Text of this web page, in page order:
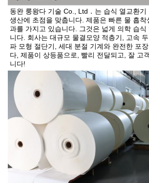
동완 룽왕다 기술 Co., Ltd．는 습식 열교환
생산에 초점을 맞춥니다. 제품은 빠른 물 흡착
과를 가지고 있습니다. 그것은 넓게 의학 습식
니다. 회사는 대규모 물결모양 적층기, 고속
파 모형 절단기, 세대 분절 기계와 완전한 포
다, 제품이 상등품으로, 빨리 전달되고, 잘 고
니다!